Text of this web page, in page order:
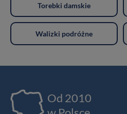
Torebki damskie
Walizki podróżne
Od 2010